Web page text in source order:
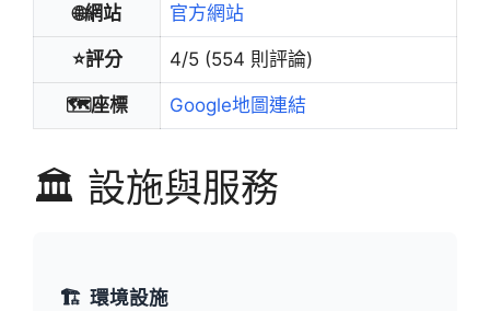
🌐網站 官方網站
⭐評分 4/5 (554 則評論)
🗺️座標 Google地圖連結
🏛️ 設施與服務
🏗️ 環境設施